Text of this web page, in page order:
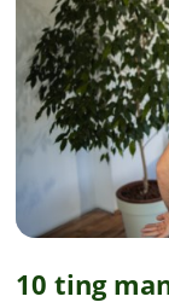
10 ting